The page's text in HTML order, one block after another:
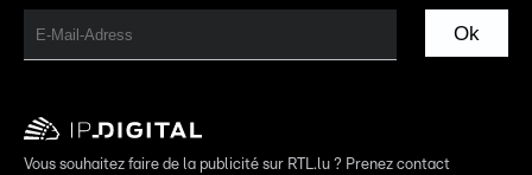
Ok
Vous souhaitez faire de la publicité sur RTL.lu ? Prenez contact